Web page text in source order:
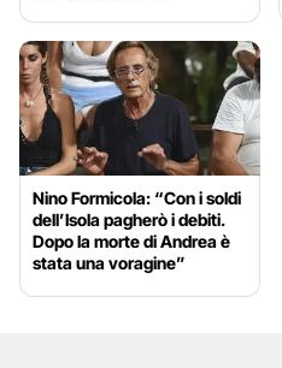
Nino Formicola: “Con i soldi
dell’Isola pagherò i debiti.
Dopo la morte di Andrea è
stata una voragine”